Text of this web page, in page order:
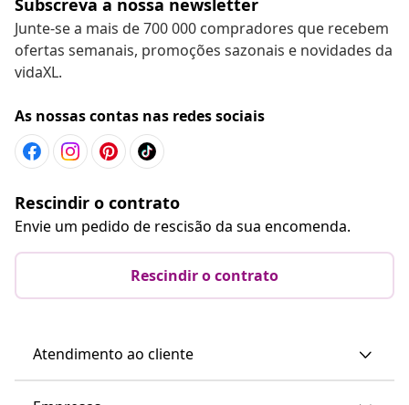
Subscreva a nossa newsletter
Junte-se a mais de 700 000 compradores que recebem
ofertas semanais, promoções sazonais e novidades da
vidaXL.
As nossas contas nas redes sociais
Rescindir o contrato
Envie um pedido de rescisão da sua encomenda.
Rescindir o contrato
Atendimento ao cliente